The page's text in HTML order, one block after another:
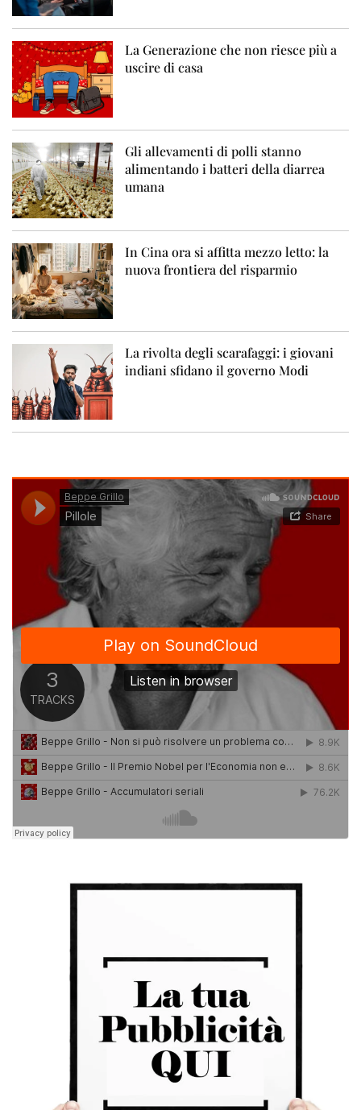
La Generazione che non riesce più a
uscire di casa
Gli allevamenti di polli stanno
alimentando i batteri della diarrea
umana
In Cina ora si affitta mezzo letto: la
nuova frontiera del risparmio
La rivolta degli scarafaggi: i giovani
indiani sfidano il governo Modi